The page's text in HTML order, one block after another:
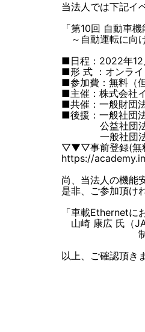
当法人では下記イ
「第10回 自動車
～自動運転に向
■日程：2022年12
■形 式 ：オンライ
■参加費：無料（
■主催：株式会社
■共催：一般財団
■後援：一般社団
公益社団法人
一般社団法
▽▼▽事前登録(無
https://
尚、当法人の機能
是非、ご参加頂け
「車載Ethernetに
山崎 康広 氏（
制御電子プ
以上、ご確認頂き